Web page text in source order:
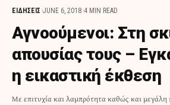
ΕΙΔΗΣΕΙΣ JUNE 6, 2018 4 MIN READ
Αγνοούμενοι: Στη
απουσίας τους –
η εικαστική έκθεση
Με επιτυχία και λαμπρότητα καθώς και